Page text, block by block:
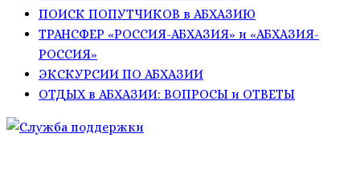
ПОИСК ПОПУТЧИКОВ в АБХАЗИЮ
ТРАНСФЕР «РОССИЯ-АБХАЗИЯ» и «АБХАЗИЯ-
РОССИЯ»
ЭКСКУРСИИ ПО АБХАЗИИ
ОТДЫХ в АБХАЗИИ: ВОПРОСЫ и ОТВЕТЫ